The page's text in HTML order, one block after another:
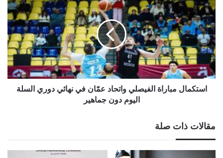
مباراة
الفيصلي
واتحاد
عمّان
في
نهائي
دوري
السلة
اليوماستكمال مباراة الفيصلي واتحاد عمّان في نهائي دوري السلة
اليوم دون جماهير
مقالات ذات صلة